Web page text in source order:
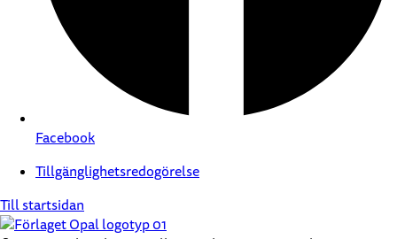
Facebook
Tillgänglighetsredogörelse
Till startsidan